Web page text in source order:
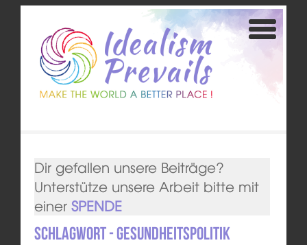
Dir gefallen unsere Beiträge?
Unterstütze unsere Arbeit bitte mit
einer SPENDE
Schlagwort - Gesundheitspolitik